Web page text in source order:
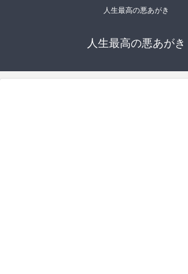
人生最高の悪あがき
人生最高の悪あがき